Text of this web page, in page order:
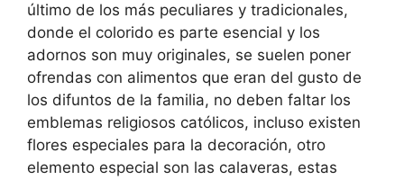
último de los más peculiares y tradicionales,
donde el colorido es parte esencial y los
adornos son muy originales, se suelen poner
ofrendas con alimentos que eran del gusto de
los difuntos de la familia, no deben faltar los
emblemas religiosos católicos, incluso existen
flores especiales para la decoración, otro
elemento especial son las calaveras, estas